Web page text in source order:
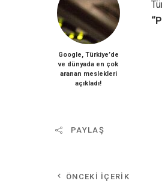
Google, Türkiye’de
ve dünyada en çok
aranan meslekleri
açıkladı!
“
PAYLAŞ
ÖNCEKI İÇERIK